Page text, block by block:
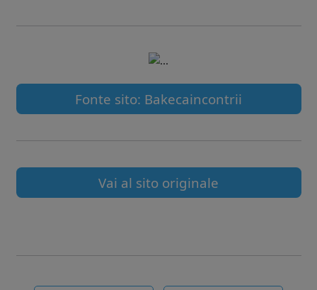
Fonte sito: Bakecaincontrii
Vai al sito originale